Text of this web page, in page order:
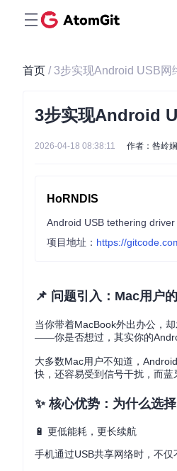
首页 / 3步实现Android USB网
3步实现Android
2026-04-18 08:38:11 作者：咎岭
HoRNDIS
Android USB tethering
项目地址： https://
📌 问题引入：Mac用户
当你带着MacBook外出办公，
——你是否想过，其实你的
大多数Mac用户不知道，
快，还容易受到信号干扰，而蓝
✨ 核心优势：为什么选
🔋 更低能耗，更长续航
手机通过USB共享网络时，不